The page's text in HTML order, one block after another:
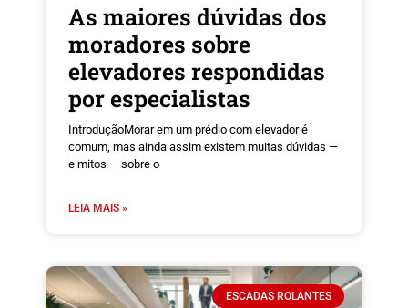
As maiores dúvidas dos
moradores sobre
elevadores respondidas
por especialistas
IntroduçãoMorar em um prédio com elevador é
comum, mas ainda assim existem muitas dúvidas —
e mitos — sobre o
LEIA MAIS »
ESCADAS ROLANTES